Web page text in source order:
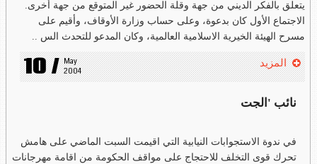
يتعلق بالفكر الديني من جهة وقلة الحضور غير المتوقع من جهة أخرى.
الاجتماع الأول كان بدعوة، وعلى حساب وزارة الأوقاف، وأقيم على
مسرح الهيئة الخيرية الاسلامية العالمية، وكان المدعو للتحدث الس ..
10 / May
2004
المزيد
نائب 'الجت
في ندوة الاستجوابات النيابية التي اقيمت السبت الماضي على هامش
تحرك قوى التخلف للاحتجاج على مواقف الحكومة من اقامة مهرجانات